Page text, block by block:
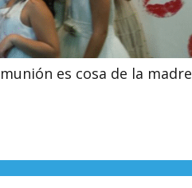
es cosa de la madre